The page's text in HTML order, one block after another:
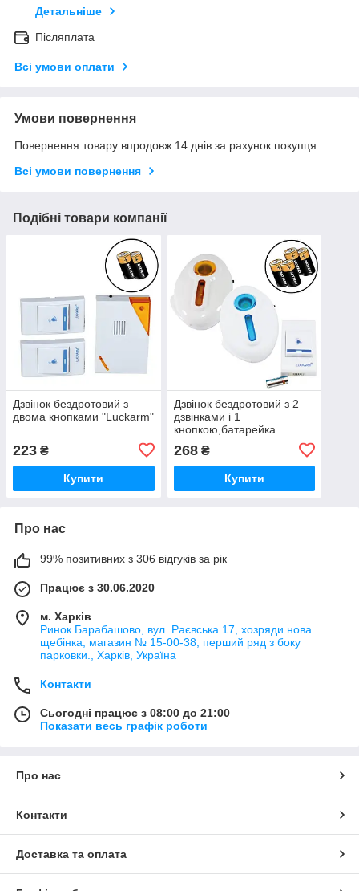
Детальніше
Післяплата
Всі умови оплати
Умови повернення
Повернення товару впродовж 14 днів за рахунок покупця
Всі умови повернення
Подібні товари компанії
Дзвінок бездротовий з
двома кнопками "Luckarm"
223 ₴
Купити
Дзвінок бездротовий з 2
дзвінками і 1
кнопкою,батарейка
268₴
Купити
Про нас
99% позитивних з 306 відгуків за рік
Працює з 30.06.2020
м. Харків
Ринок Барабашово, вул. Раєвська 17, хозряди нова
щебінка, магазин № 15-00-38, перший ряд з боку
парковки., Харків, Україна
Контакти
Сьогодні працює з 08:00 до 21:00
Показати весь графік роботи
Про нас
Контакти
Доставка та оплата